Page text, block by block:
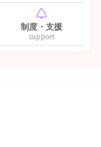
制度・支援
support